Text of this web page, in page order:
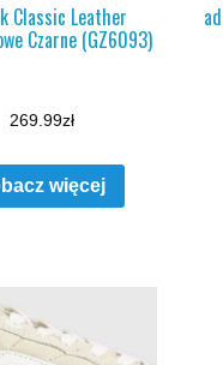
Classic Leather
Czarne (GZ6093)
269.99zł
więcej